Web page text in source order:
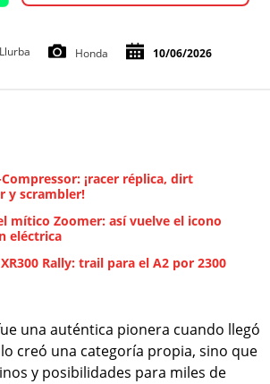
Honda 10/06/2026
Compressor: ¡racer réplica, dirt
y scrambler!
mítico Zoomer: así vuelve el icono
eléctrica
Rally: trail para el A2 por 2300
una auténtica pionera cuando llegó
creó una categoría propia, sino que
y posibilidades para miles de